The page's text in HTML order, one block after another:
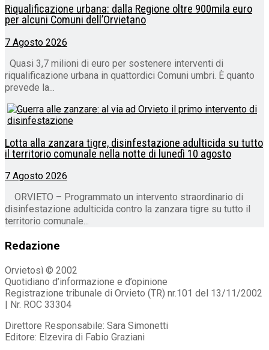
Riqualificazione urbana: dalla Regione oltre 900mila euro
per alcuni Comuni dell’Orvietano
7 Agosto 2026
Quasi 3,7 milioni di euro per sostenere interventi di
riqualificazione urbana in quattordici Comuni umbri. È quanto
prevede la...
Lotta alla zanzara tigre, disinfestazione adulticida su tutto
il territorio comunale nella notte di lunedì 10 agosto
7 Agosto 2026
ORVIETO – Programmato un intervento straordinario di
disinfestazione adulticida contro la zanzara tigre su tutto il
territorio comunale...
Redazione
Orvietosì © 2002
Quotidiano d’informazione e d’opinione
Registrazione tribunale di Orvieto (TR) nr.101 del 13/11/2002
| Nr. ROC 33304
Direttore Responsabile: Sara Simonetti
Editore: Elzevira di Fabio Graziani